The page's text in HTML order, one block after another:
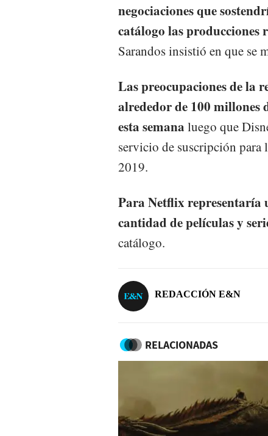
negociaciones que
catálogo las
Sarandos insistió en que se
Las preocupaciones de la
alrededor de 100 millones
esta semana luego que
servicio de suscripción
2019.
Para Netflix representaría
cantidad de películas y
catálogo.
REDACCIÓN E&N
RELACIONADAS